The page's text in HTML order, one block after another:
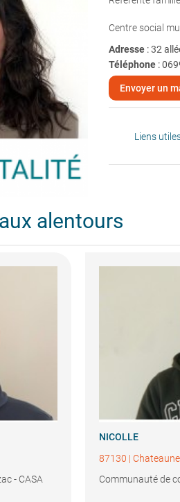
Centre social
Adresse : 32
Téléphone:
Envoyer un
Liens
alentours
- CASA
NICOLLE
87130 |
Communauté de